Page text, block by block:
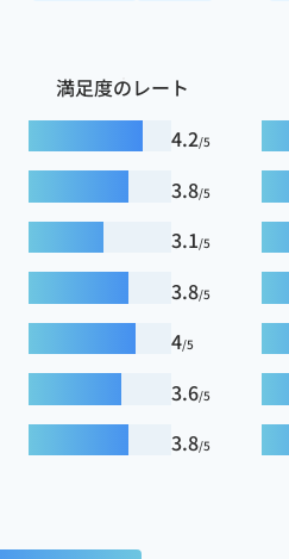
満足度のレート
4.2/5
3.8/5
3.1/5
3.8/5
4/5
3.6/5
3.8/5